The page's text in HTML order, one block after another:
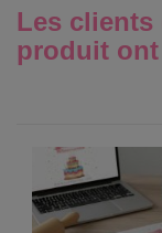
Les clients
produit ont